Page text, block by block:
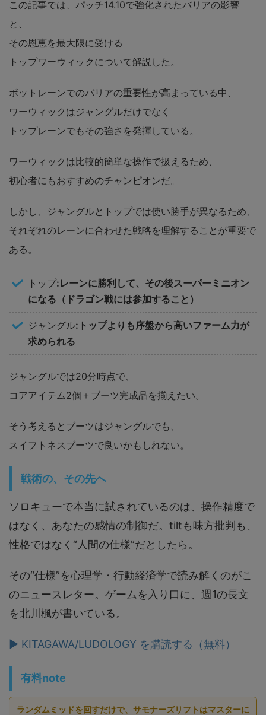
この記事では、パッチ14.10で強化されたバリアの影響
と、
その恩恵を最大限に受ける
トップワーウィックについて解説した。
ボットレーンでのバリアの重要性が高まっている中、
ワーウィックはジャングルだけでなく
トップレーンでもその強さを発揮している。
ワーウィックは比較的簡単な操作で扱えるため、
初心者にもおすすめのチャンピオンだ。
しかし、ジャングルとトップでは使い勝手が異なるため、
それぞれのレーンに合わせた戦略を理解することが重要で
ある。
トップ:レーンに勝利して、その後スーパーミニオン
になる（ドラゴン戦には参加すること）
ジャングル:トップよりも序盤から高いファーム力が
求められる
ジャングルでは20分時点で、
コアアイテム2個＋ブーツ完成品を揃えたい。
そう考えるとブーツはジャングルでも、
スイフトネスブーツで良いかもしれない。
戦術の、その先へ
ソロキューで本当に試されているのは、操作精度で
はなく、あなたの感情の制御だ。tiltも味方批判も、
性格ではなく“人間の仕様”だとしたら。
その“仕様”を心理学・行動経済学で読み解くのがこ
のニュースレター。ゲームを入り口に、週1の長文
を北川楓が書いている。
▶ KITAGAWA/LUDOLOGY を購読する（無料）
有料note
ランダムミッドを回すだけで、サモナーズリフトはマスターに